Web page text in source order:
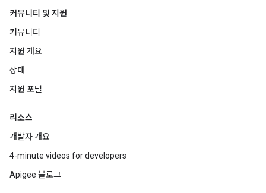
커뮤니티 및 지원
커뮤니티
지원 개요
상태
지원 포털
리소스
개발자 개요
4-minute videos for developers
Apigee 블로그